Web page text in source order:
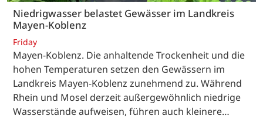
Niedrigwasser belastet Gewässer im Landkreis
Mayen-Koblenz
Friday
Mayen-Koblenz. Die anhaltende Trockenheit und die
hohen Temperaturen setzen den Gewässern im
Landkreis Mayen-Koblenz zunehmend zu. Während
Rhein und Mosel derzeit außergewöhnlich niedrige
Wasserstände aufweisen, führen auch kleinere…